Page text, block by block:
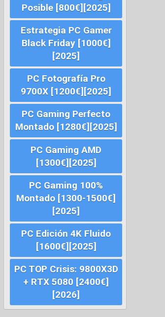
Posible [800€][2025]
Estrategia PC Gamer
Black Friday [1000€]
[2025]
PC Fotografía Pro
9700X [1200€][2025]
PC Gaming Perfecto
Montado [1280€][2025]
PC Gaming AMD
[1300€][2025]
PC Gaming 100%
Montado [1300-1500€]
[2025]
PC Edición 4K Fluido
[1600€][2025]
PC TOP Crisis: 9800X3D
+ RTX 5080 [2400€]
[2026]